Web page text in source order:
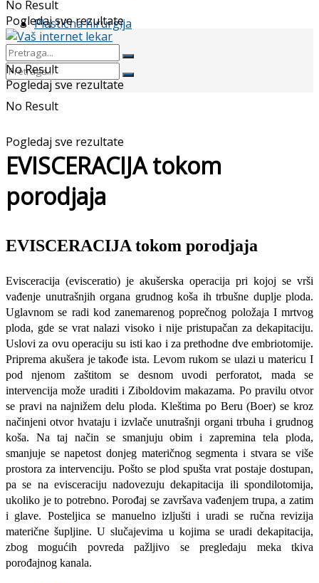
Plastična hirurgija
No Result
Pogledaj sve rezultate
No Result
Pogledaj sve rezultate
No Result
Pogledaj sve rezultate
EVISCERACIJA tokom
porodjaja
EVISCERACIJA tokom porodjaja
Evisceracija (evisceratio) je akušerska operaci­ja pri kojoj se vrši
vađenje unutrašnjih organa grudnog koša ih trbušne duplje ploda.
Uglavnom se radi kod zanemarenog poprečnog položaja I mrtvog
ploda, gde se vrat nalazi visoko i nije pris­tupačan za dekapitaciju.
Uslovi za ovu operaciju su isti kao i za prethodne dve embriotomije.
Priprema akušera je takođe ista. Levom rukom se ulazi u matericu I
pod njenom zaštitom se desnom uvodi perforatot, mada se
intervencija može uraditi i Ziboldovim makazama. Po pravilu otvor
se pravi na najnižem delu ploda. Kleštima po Beru (Boer) se kroz
načinjeni otvor hvataju i izvlače unutrašnji organi trbuha i grudnog
koša. Na taj način se smanjuju obim i zapremina tela ploda,
smanjuje se napetost donjeg materičnog segmenta i stvara se više
prostora za intervenciju. Pošto se plod spušta vrat postaje dostupan,
pa se na evisceraciju nadovezuju dekapitacija ili spondilotomija,
ukoliko je to potrebno. Porođaj se završava vađenjem trupa, a zatim
i glave. Posteljica se manuelno izljušti i uradi se ručna revizija
materične šupljine. U slučajevima u koji­ma se uradi dekapitacija,
zbog mogućih povreda pažljivo se pregledaju meka tkiva
porođajnog kanala.